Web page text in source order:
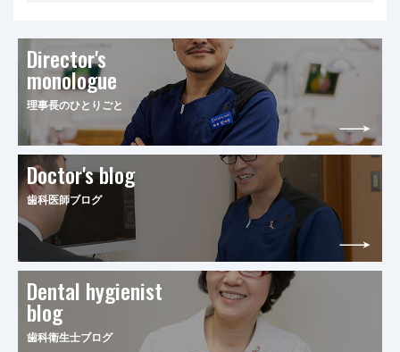
Director's
monologue
理事長のひとりごと
Doctor's blog
歯科医師ブログ
Dental hygienist
blog
歯科衛生士ブログ